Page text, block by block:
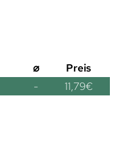
⌀
Preis
- 11,79€